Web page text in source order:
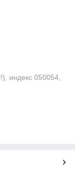
индекс 050054,